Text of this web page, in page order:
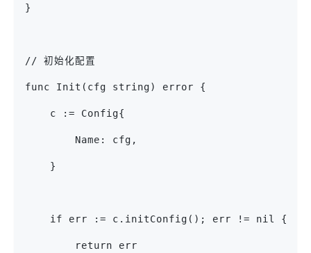
}
// 初始化配置
func Init(cfg string) error {
    c := Config{
        Name: cfg,
    }
    if err := c.initConfig(); err != nil {
        return err